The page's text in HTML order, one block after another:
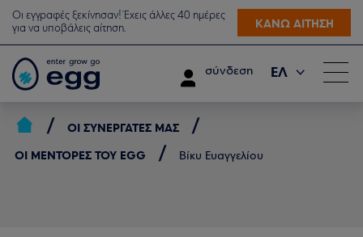
Οι εγγραφές ξεκίνησαν! Έχεις άλλες 40 ημέρες
για να υποβάλεις αίτηση.
ΚΑΝΩ ΑΙΤΗΣΗ
σύνδεση ΕΛ
ΟΙ ΣΥΝΕΡΓΆΤΕΣ ΜΑΣ
ΟΙ ΜΈΝΤΟΡΕΣ ΤΟΥ EGG
Βίκυ Ευαγγελίου